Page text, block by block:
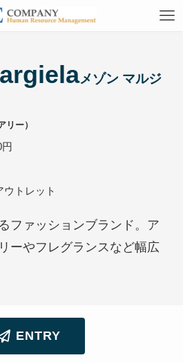
メゾン マルジ
リー）
トレット
ファッションブランド。ア
ーやフレグランスなど幅広
ENTRY